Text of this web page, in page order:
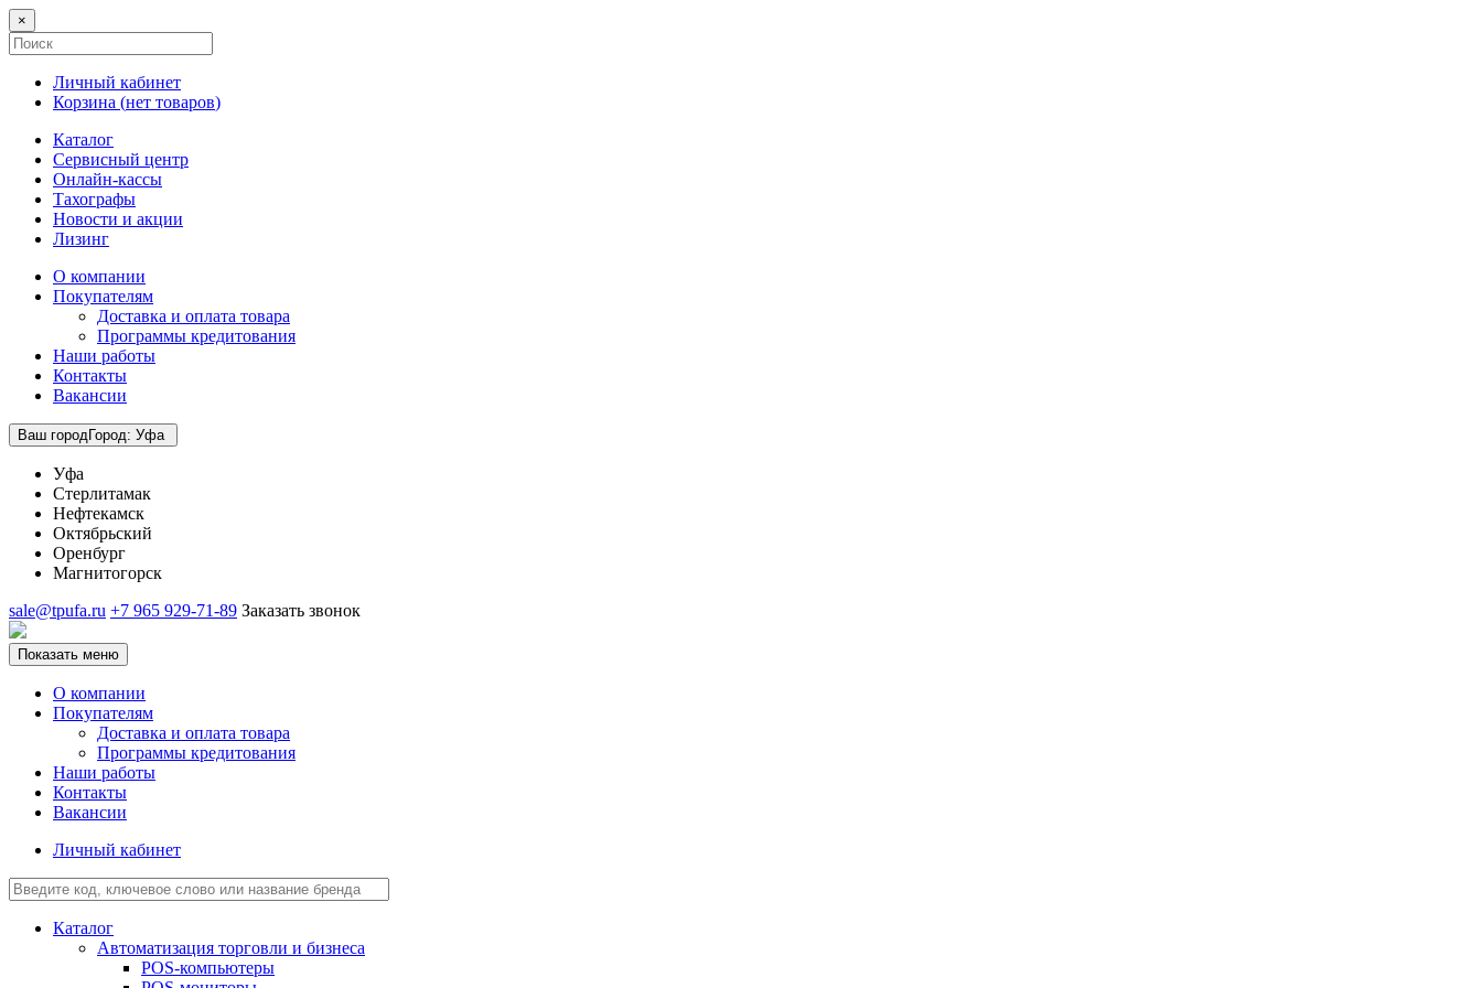
×
Личный кабинет
Корзина (нет товаров)
Каталог
Сервисный центр
Онлайн-кассы
Тахографы
Новости и акции
Лизинг
О компании
Покупателям
Доставка и оплата товара
Программы кредитования
Наши работы
Контакты
Вакансии
Ваш городГород: Уфа
Уфа
Стерлитамак
Нефтекамск
Октябрьский
Оренбург
Магнитогорск
sale@tpufa.ru +7 965 929-71-89 Заказать звонок
Показать меню
О компании
Покупателям
Доставка и оплата товара
Программы кредитования
Наши работы
Контакты
Вакансии
Личный кабинет
Каталог
Автоматизация торговли и бизнеса
POS-компьютеры